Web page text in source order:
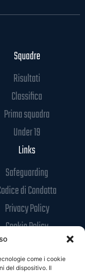
come i cookie
del dispositivo. Il
Squadre
Risultati
Classifica
Prima squadra
Under 19
Links
Safeguarding
di Condotta
Privacy Policy
Cookie Policy